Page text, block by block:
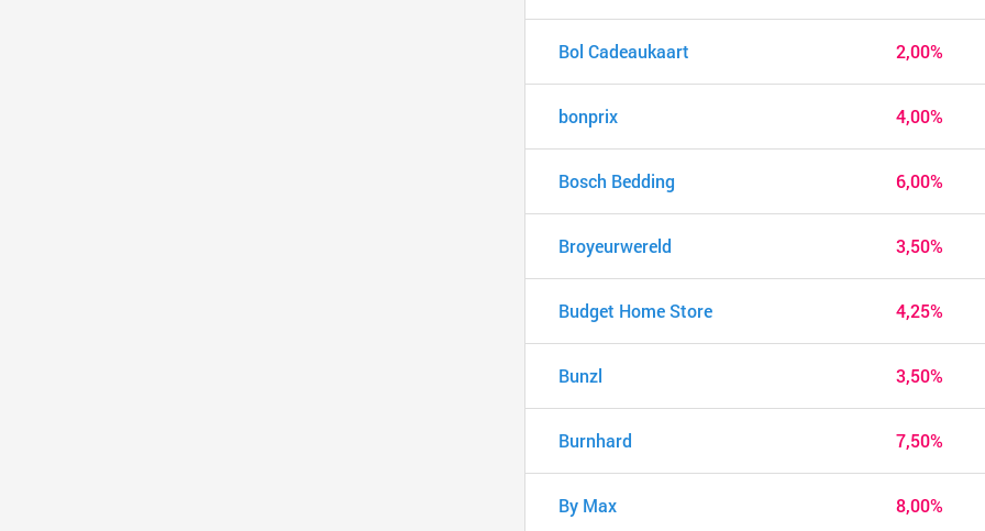
Bol Cadeaukaart 2,00%
bonprix 4,00%
Bosch Bedding 6,00%
Broyeurwereld 3,50%
Budget Home Store 4,25%
Bunzl 3,50%
Burnhard 7,50%
By Max 8,00%